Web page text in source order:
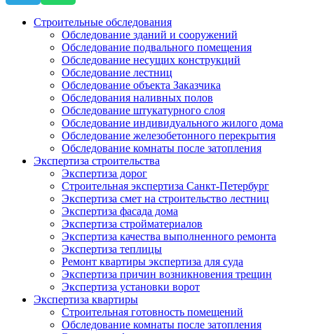
Строительные обследования
Обследование зданий и сооружений
Обследование подвального помещения
Обследование несущих конструкций
Обследование лестниц
Обследование объекта Заказчика
Обследования наливных полов
Обследование штукатурного слоя
Обследование индивидуального жилого дома
Обследование железобетонного перекрытия
Обследование комнаты после затопления
Экспертиза строительства
Экспертиза дорог
Строительная экспертиза Санкт-Петербург
Экспертиза смет на строительство лестниц
Экспертиза фасада дома
Экспертиза стройматериалов
Экспертиза качества выполненного ремонта
Экспертиза теплицы
Ремонт квартиры экспертиза для суда
Экспертиза причин возникновения трещин
Экспертиза установки ворот
Экспертиза квартиры
Строительная готовность помещений
Обследование комнаты после затопления